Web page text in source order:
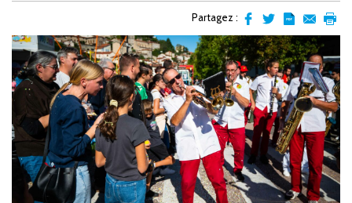
Partagez :
sur
facebook
sur
Twitter
l'article
en
pdf
par
email